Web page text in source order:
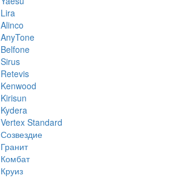
Lira
Alinco
AnyTone
Belfone
Sirus
Retevis
Kenwood
Kirisun
Kydera
Vertex Standard
Созвездие
Гранит
Комбат
Круиз